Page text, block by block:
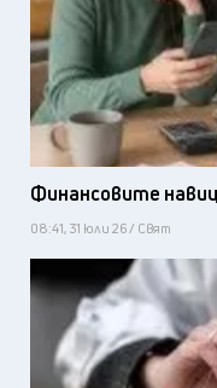
Финансовите
08:41, 31 юли 26 / Свят